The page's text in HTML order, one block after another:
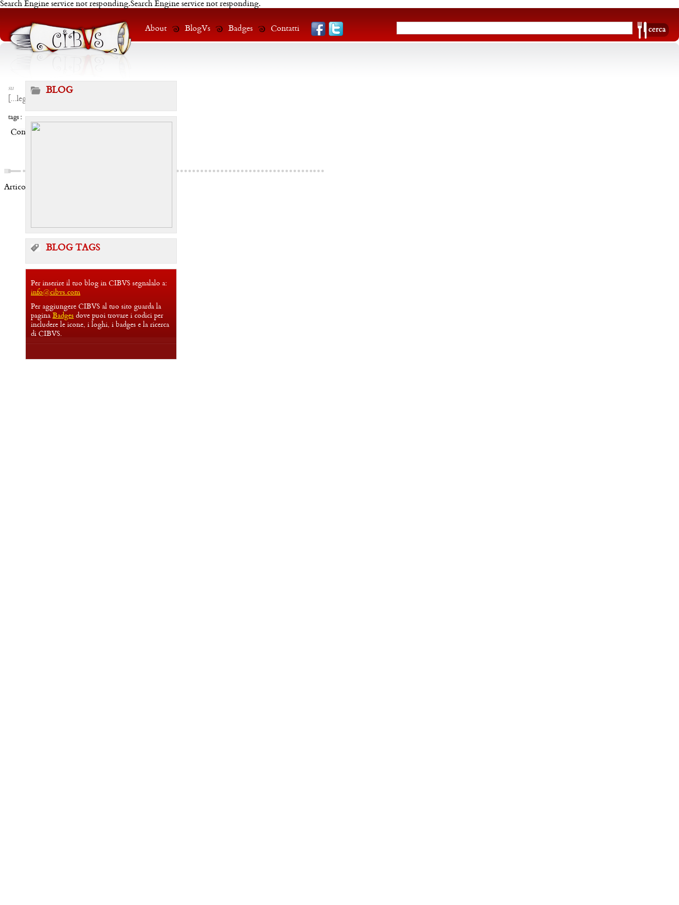
Search Engine service not responding.Search Engine service not responding.
About BlogVs Badges Contatti
su
...leggi
tags :
Condividi:
Articoli correlati:
BLOG
BLOG TAGS
Per inserire il tuo blog in CIBVS segnalalo a:
info@cibvs.com
Per aggiungere CIBVS al tuo sito guarda la
pagina Badges dove puoi trovare i codici per
includere le icone, i loghi, i badges e la ricerca
di CIBVS.